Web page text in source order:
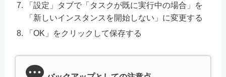
「設定」タブで「タスクが既に実行中の場合」を
「新しいインスタンスを開始しない」に変更する
「OK」をクリックして保存する